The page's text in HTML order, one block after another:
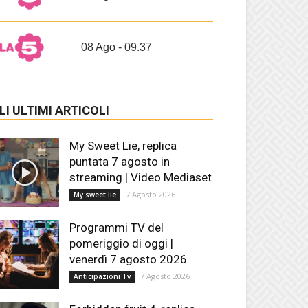
08 Ago - 09.37
ULTIMI ARTICOLI
My Sweet Lie, replica
puntata 7 agosto in
streaming | Video Mediaset
My sweet lie 7 Agosto 2026
Programmi TV del
pomeriggio di oggi |
venerdì 7 agosto 2026
Anticipazioni Tv 7 Agosto 2026